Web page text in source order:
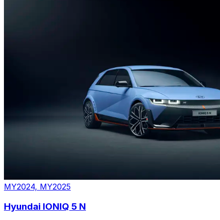
MY2024, MY2025
Hyundai IONIQ 5 N